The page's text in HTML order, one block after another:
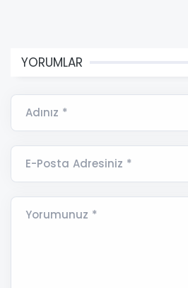
YORUMLAR
Adınız *
E-Posta Adresiniz *
Yorumunuz *